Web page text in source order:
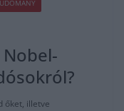
őket, illetve